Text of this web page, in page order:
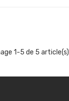
1-5 de 5 article(s)